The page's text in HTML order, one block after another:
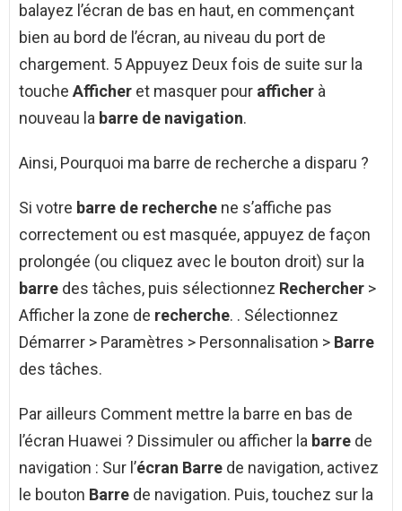
balayez l’écran de bas en haut, en commençant
bien au bord de l’écran, au niveau du port de
chargement. 5 Appuyez Deux fois de suite sur la
touche Afficher et masquer pour afficher à
nouveau la barre de navigation.
Ainsi, Pourquoi ma barre de recherche a disparu ?
Si votre barre de recherche ne s’affiche pas
correctement ou est masquée, appuyez de façon
prolongée (ou cliquez avec le bouton droit) sur la
barre des tâches, puis sélectionnez Rechercher >
Afficher la zone de recherche. . Sélectionnez
Démarrer > Paramètres > Personnalisation > Barre
des tâches.
Par ailleurs Comment mettre la barre en bas de
l’écran Huawei ? Dissimuler ou afficher la barre de
navigation : Sur l’écran Barre de navigation, activez
le bouton Barre de navigation. Puis, touchez sur la